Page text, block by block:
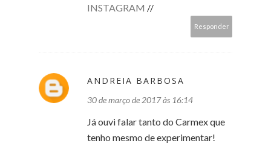
INSTAGRAM //
Responder
ANDREIA BARBOSA
30 de março de 2017 às 16:14
Já ouvi falar tanto do Carmex que
tenho mesmo de experimentar!